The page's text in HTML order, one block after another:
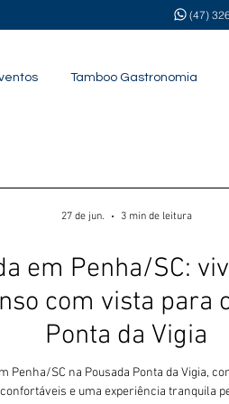
(47)
Tamboo Gastronomia
em Penha/SC:
com vista para
Ponta da Vigia
Penha/SC na Pousada Ponta da Vigia,
e uma experiência tranquila
27 de jun. 3 min de leitura